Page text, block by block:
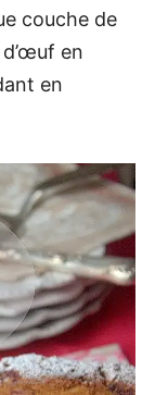
couche de
en
en